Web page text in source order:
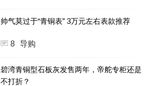
帅气莫过于“青铜表” 3万元左右表款推荐
8 导购
碧湾青铜型石板灰发售两年，帝舵专柜还是
不打折？